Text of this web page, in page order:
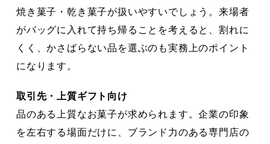
焼き菓子・乾き菓子が扱いやすいでしょう。来場者
がバッグに入れて持ち帰ることを考えると、割れに
くく、かさばらない品を選ぶのも実務上のポイント
になります。
取引先・上質ギフト向け
品のある上質なお菓子が求められます。企業の印象
を左右する場面だけに、ブランド力のある専門店の